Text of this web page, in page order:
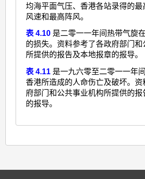
均海平面气压、香港各站录得的最
风速和最高阵风。
表 4.10 是二零一一年间热带气旋
的损失。资料参考了各政府部门和
所提供的报告及本地报章的报导。
表 4.11 是一九六零至二零一一年
香港所造成的人命伤亡及破坏。
府部门和公共事业机构所提供的
的报导。